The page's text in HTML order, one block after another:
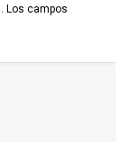
Los campos